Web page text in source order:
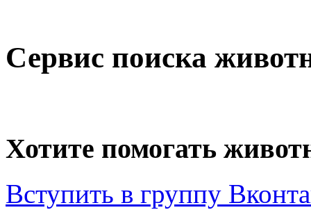
Сервис поиска
Хотите помогать
Вступить в группу